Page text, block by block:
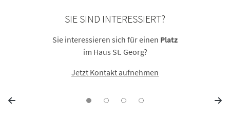
SIE SIND INTERESSIERT?
Sie interessieren sich für einen Platz
im Haus St. Georg?
Jetzt Kontakt aufnehmen